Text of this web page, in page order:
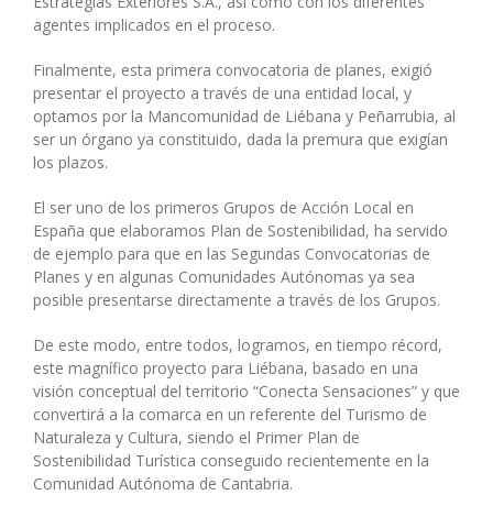
agentes implicados en el proceso.
Finalmente, esta primera convocatoria de planes, exigió
presentar el proyecto a través de una entidad local, y
optamos por la Mancomunidad de Liébana y Peñarrubia, al
ser un órgano ya constituido, dada la premura que exigían
los plazos.
El ser uno de los primeros Grupos de Acción Local en
España que elaboramos Plan de Sostenibilidad, ha servido
de ejemplo para que en las Segundas Convocatorias de
Planes y en algunas Comunidades Autónomas ya sea
posible presentarse directamente a través de los Grupos.
De este modo, entre todos, logramos, en tiempo récord,
este magnífico proyecto para Liébana, basado en una
visión conceptual del territorio “Conecta Sensaciones” y que
convertirá a la comarca en un referente del Turismo de
Naturaleza y Cultura, siendo el Primer Plan de
Sostenibilidad Turística conseguido recientemente en la
Comunidad Autónoma de Cantabria.